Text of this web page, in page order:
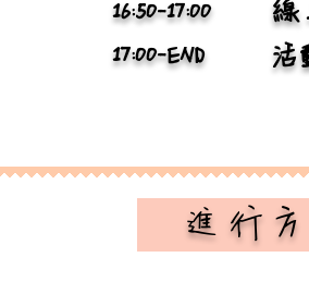
16:5O-17:OO
17:OO-END
線
進行